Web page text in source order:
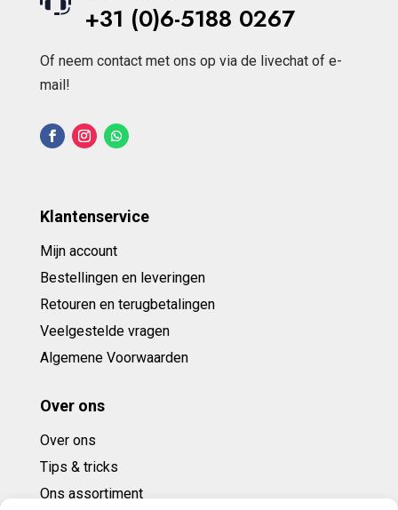
+31 (0)6-5188 0267
Of neem contact met ons op via de livechat of e-
mail!
Klantenservice
Mijn account
Bestellingen en leveringen
Retouren en terugbetalingen
Veelgestelde vragen
Algemene Voorwaarden
Over ons
Over ons
Tips & tricks
Ons assortiment